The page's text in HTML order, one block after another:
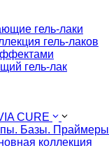
гель-лаки
гель-лаков
гель-лак
CURE
Базы. Праймеры
коллекция